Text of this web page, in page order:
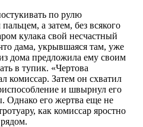
по рулю
а затем, без всякого
кулака свой несчастный
дама, укрывшаяся там, уже
дома предложила ему своим
в тупик. «Чертова
комиссар. Затем он схватил
и швырнул его
Однако его жертва еще не
как комиссар яростно